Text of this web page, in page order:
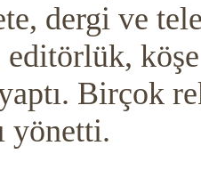
dergi ve
köşe
Birçok
yönetti.